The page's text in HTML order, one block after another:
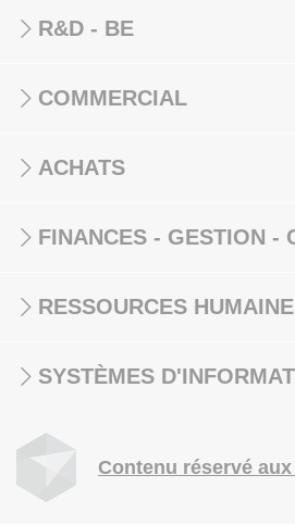
R&D - BE
COMMERCIAL
ACHATS
FINANCES - GESTION -
RESSOURCES
SYSTÈMES
Contenu réservé